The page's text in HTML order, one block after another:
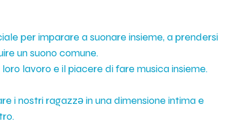
per imparare a suonare insieme, a prendersi
un suono comune.
lavoro e il piacere di fare musica insieme.
i nostri ragazzə in una dimensione intima e